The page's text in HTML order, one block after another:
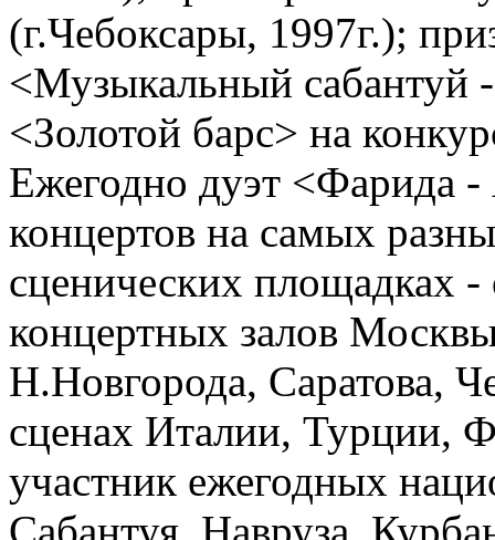
(г.Чебоксары, 1997г.);
<Музыкальный
<Золотой барс> на
Ежегодно дуэт <Фарида -
концертов на самых
сценических площадках -
концертных залов
Н.Новгорода, Саратова,
сценах Италии, Турции,
участник ежегодных